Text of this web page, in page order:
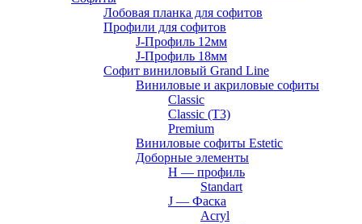
Лобовая планка для софитов
Профили для софитов
J-Профиль 12мм
J-Профиль 18мм
Софит виниловый Grand Line
Виниловые и акриловые софиты
Classic
Classic (T3)
Premium
Виниловые софиты Estetic
Доборные элементы
H — профиль
Standart
J — Фаска
Acryl